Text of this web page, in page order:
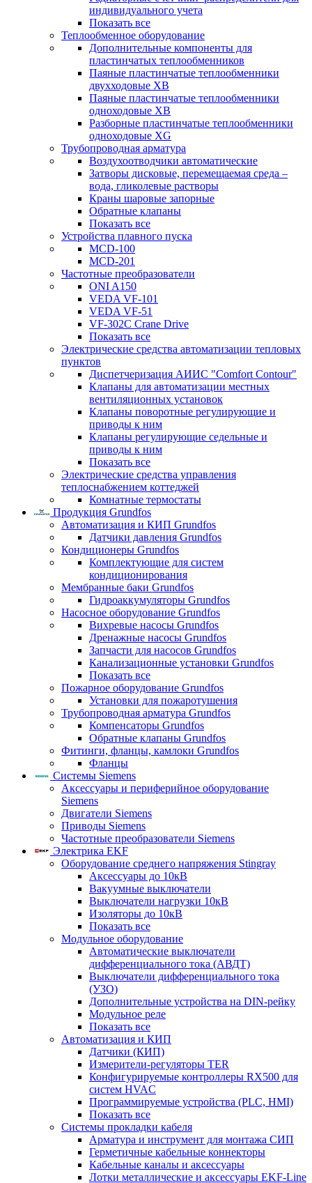
индивидуального учета
Показать все
Теплообменное оборудование
Дополнительные компоненты для
пластинчатых теплообменников
Паяные пластинчатые теплообменники
двухходовые XB
Паяные пластинчатые теплообменники
одноходовые ХВ
Разборные пластинчатые теплообменники
одноходовые ХG
Трубопроводная арматура
Воздухоотводчики автоматические
Затворы дисковые, перемещаемая среда –
вода, гликолевые растворы
Краны шаровые запорные
Обратные клапаны
Показать все
Устройства плавного пуска
MCD-100
MCD-201
Частотные преобразователи
ONI A150
VEDA VF-101
VEDA VF-51
VF-302C Crane Drive
Показать все
Электрические средства автоматизации тепловых
пунктов
Диспетчеризация АИИС "Comfort Contour"
Клапаны для автоматизации местных
вентиляционных установок
Клапаны поворотные регулирующие и
приводы к ним
Клапаны регулирующие седельные и
приводы к ним
Показать все
Электрические средства управления
теплоснабжением коттеджей
Комнатные термостаты
Продукция Grundfos
Автоматизация и КИП Grundfos
Датчики давления Grundfos
Кондиционеры Grundfos
Комплектующие для систем
кондиционирования
Мембранные баки Grundfos
Гидроаккумуляторы Grundfos
Насосное оборудование Grundfos
Вихревые насосы Grundfos
Дренажные насосы Grundfos
Запчасти для насосов Grundfos
Канализационные установки Grundfos
Показать все
Пожарное оборудование Grundfos
Установки для пожаротушения
Трубопроводная арматура Grundfos
Компенсаторы Grundfos
Обратные клапаны Grundfos
Фитинги, фланцы, камлоки Grundfos
Фланцы
Системы Siemens
Аксессуары и периферийное оборудование
Siemens
Двигатели Siemens
Приводы Siemens
Частотные преобразователи Siemens
Электрика EKF
Оборудование среднего напряжения Stingray
Аксессуары до 10кВ
Вакуумные выключатели
Выключатели нагрузки 10кВ
Изоляторы до 10кВ
Показать все
Модульное оборудование
Автоматические выключатели
дифференциального тока (АВДТ)
Выключатели дифференциального тока
(УЗО)
Дополнительные устройства на DIN-рейку
Модульное реле
Показать все
Автоматизация и КИП
Датчики (КИП)
Измерители-регуляторы TER
Конфигурируемые контроллеры RX500 для
систем HVAC
Программируемые устройства (PLC, HMI)
Показать все
Системы прокладки кабеля
Арматура и инструмент для монтажа СИП
Герметичные кабельные коннекторы
Кабельные каналы и аксессуары
Лотки металлические и аксессуары EKF-Line